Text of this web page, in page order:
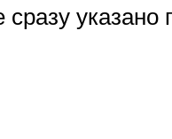
указано